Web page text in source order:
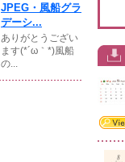
JPEG・風船グラ
デーシ...
ありがとうござい
ます(*´ω｀*)風船
の...